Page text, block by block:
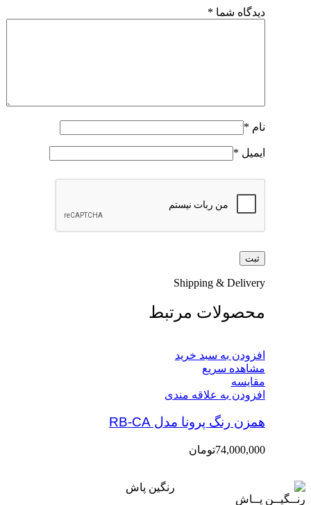
دیدگاه شما *
نام *
ایمیل *
Shipping & Delivery
محصولات مرتبط
افزودن به سبد خرید
مشاهده سریع
مقایسه
افزودن به علاقه مندی
همزن رنگ پرونا مدل RB-CA
74,000,000تومان
رنــگیــن پــاش